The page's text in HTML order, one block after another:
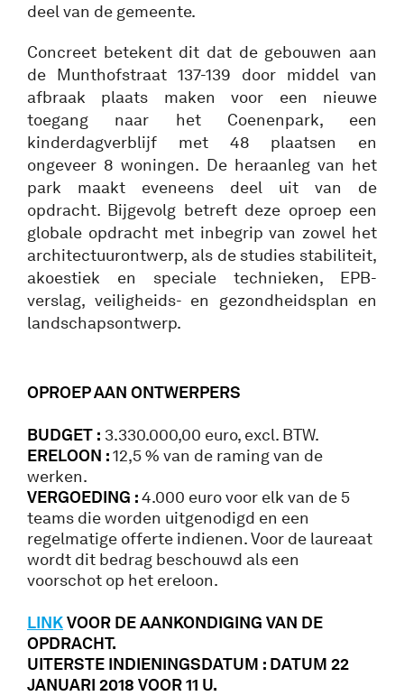
deel van de gemeente.
Concreet betekent dit dat de gebouwen aan
de Munthofstraat 137-139 door middel van
afbraak plaats maken voor een nieuwe
toegang naar het Coenenpark, een
kinderdagverblijf met 48 plaatsen en
ongeveer 8 woningen. De heraanleg van het
park maakt eveneens deel uit van de
opdracht. Bijgevolg betreft deze oproep een
globale opdracht met inbegrip van zowel het
architectuurontwerp, als de studies stabiliteit,
akoestiek en speciale technieken, EPB-
verslag, veiligheids- en gezondheidsplan en
landschapsontwerp.
OPROEP AAN ONTWERPERS
BUDGET : 3.330.000,00 euro, excl. BTW.
ERELOON :12,5 % van de raming van de
werken.
VERGOEDING :4.000 euro voor elk van de 5
teams die worden uitgenodigd en een
regelmatige offerte indienen. Voor de laureaat
wordt dit bedrag beschouwd als een
voorschot op het ereloon.
LINKVOOR DE AANKONDIGING VAN DE
OPDRACHT.
UITERSTE INDIENINGSDATUM : DATUM 22
JANUARI 2018 VOOR 11 U.